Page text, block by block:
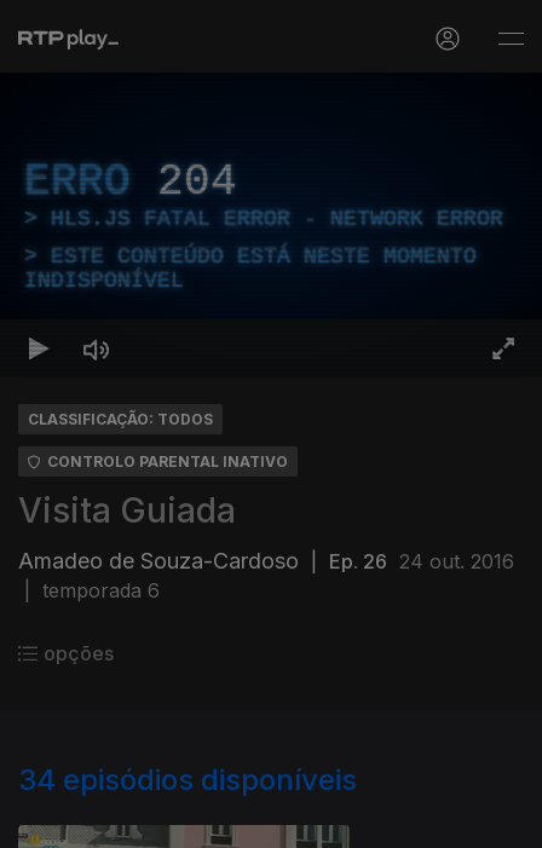
ERRO 204
HLS.JS FATAL ERROR - NETWORK ERROR
ESTE CONTEÚDO ESTÁ NESTE MOMENTO
INDISPONÍVEL
CLASSIFICAÇÃO: TODOS
CONTROLO PARENTAL INATIVO
Visita Guiada
Amadeo de Souza-Cardoso Ep. 26 24 out. 2016
temporada 6
opções
34 episódios disponíveis